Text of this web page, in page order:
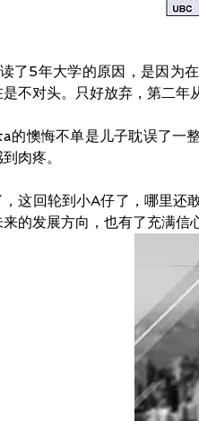
了5年大学的原因，是因为
是不对头。只好放弃，第二年
的懊悔不单是儿子耽误了一
肉疼。
，这回轮到小A仔了，哪里还
来的发展方向，也有了充满信